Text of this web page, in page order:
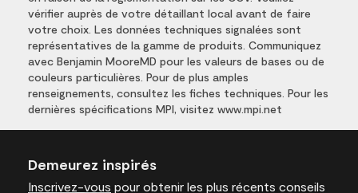
vérifier auprès de votre détaillant local avant de faire
votre choix. Les données techniques signalées sont
représentatives de la gamme de produits. Communiquez
avec Benjamin MooreMD pour les valeurs de bases ou de
couleurs particulières. Pour de plus amples
renseignements, consultez les fiches techniques. Pour les
dernières spécifications MPI, visitez www.mpi.net
Demeurez inspirés
Inscrivez-vous pour obtenir les plus récents conseils